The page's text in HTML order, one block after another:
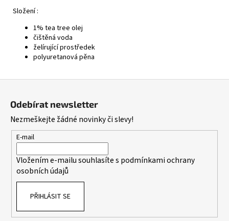
Složení :
1% tea tree olej
čištěná voda
želírující prostředek
polyuretanová pěna
Odebírat newsletter
Nezmeškejte žádné novinky či slevy!
E-mail
Vložením e-mailu souhlasíte s podmínkami ochrany
osobních údajů
PŘIHLÁSIT SE